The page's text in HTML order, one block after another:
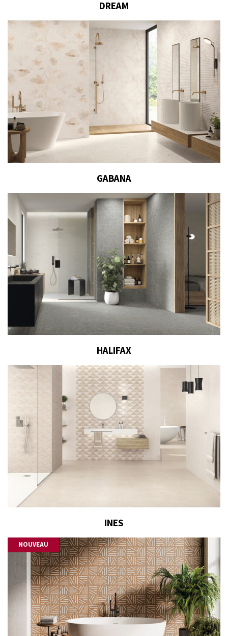
DREAM
GABANA
HALIFAX
INES
NOUVEAU